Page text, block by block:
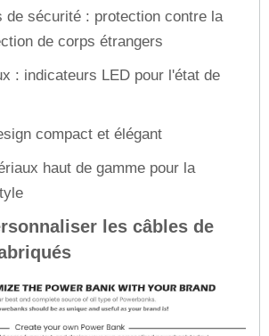
de sécurité : protection contre la
de corps étrangers
: indicateurs LED pour l'état de
compact et élégant
haut de gamme pour la
les câbles de